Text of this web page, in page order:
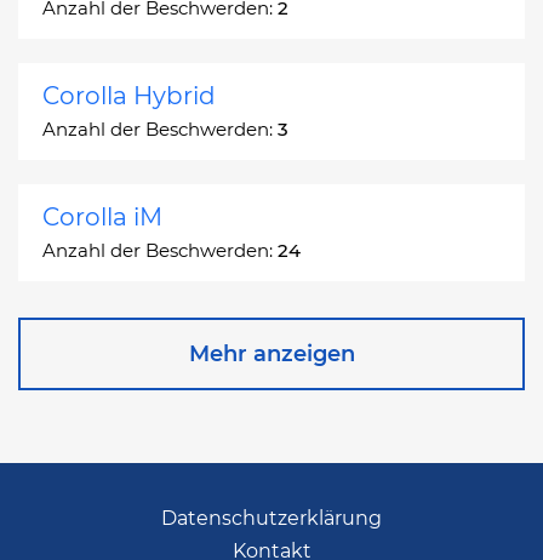
Anzahl der Beschwerden: 2
Corolla Hybrid
Anzahl der Beschwerden: 3
Corolla iM
Anzahl der Beschwerden: 24
Corona Station Wagon
Mehr anzeigen
Datenschutzerklärung
Kontakt